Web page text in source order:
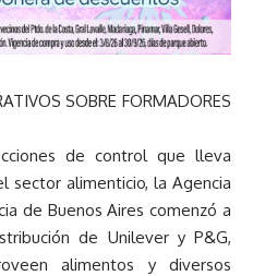
SOBRE FORMADORES
de control que lleva
sector alimenticio, la Agencia
de Buenos Aires comenzó a
de Unilever y P&G,
alimentos y diversos